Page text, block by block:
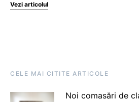
Vezi articolul
CELE MAI CITITE ARTICOLE
Noi comasări de